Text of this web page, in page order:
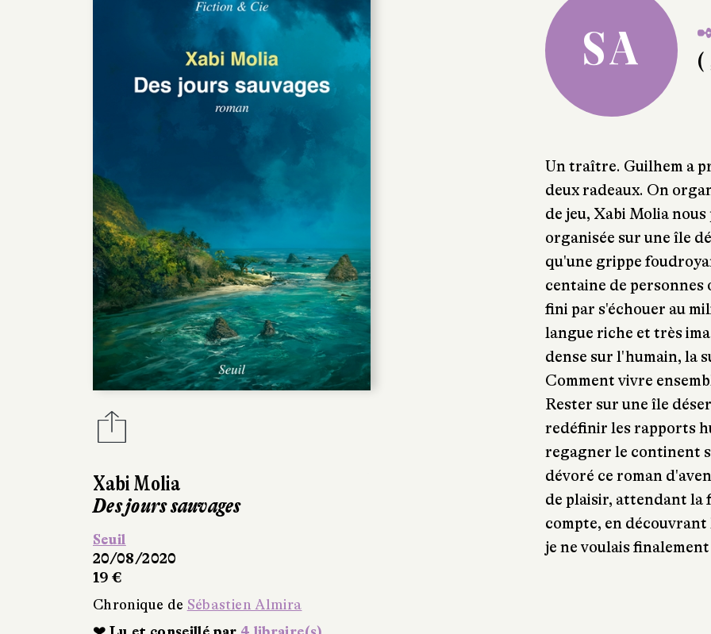
Xabi Molia
Des jours sauvages
Seuil
20/08/2020
19 €
Chronique de Sébastien Almira
SA
(
Un traître. Guilhem a
deux radeaux. On
de jeu, Xabi Molia
organisée sur une île
qu'une grippe
centaine de
fini par s'échouer au
langue riche et très
dense sur l'humain, la
Comment vivre
Rester sur une île
redéfinir les rapports
regagner le continent
dévoré ce roman
de plaisir, attendant la
compte, en
je ne voulais